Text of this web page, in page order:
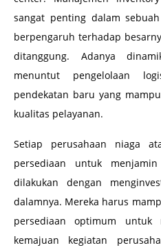
sangat penting dalam
berpengaruh terhadap
ditanggung. Adanya
menuntut pengelolaan
pendekatan baru yang
kualitas pelayanan.
Setiap perusahaan niaga
persediaan untuk
dilakukan dengan
dalamnya. Mereka harus
persediaan optimum untuk
kemajuan kegiatan